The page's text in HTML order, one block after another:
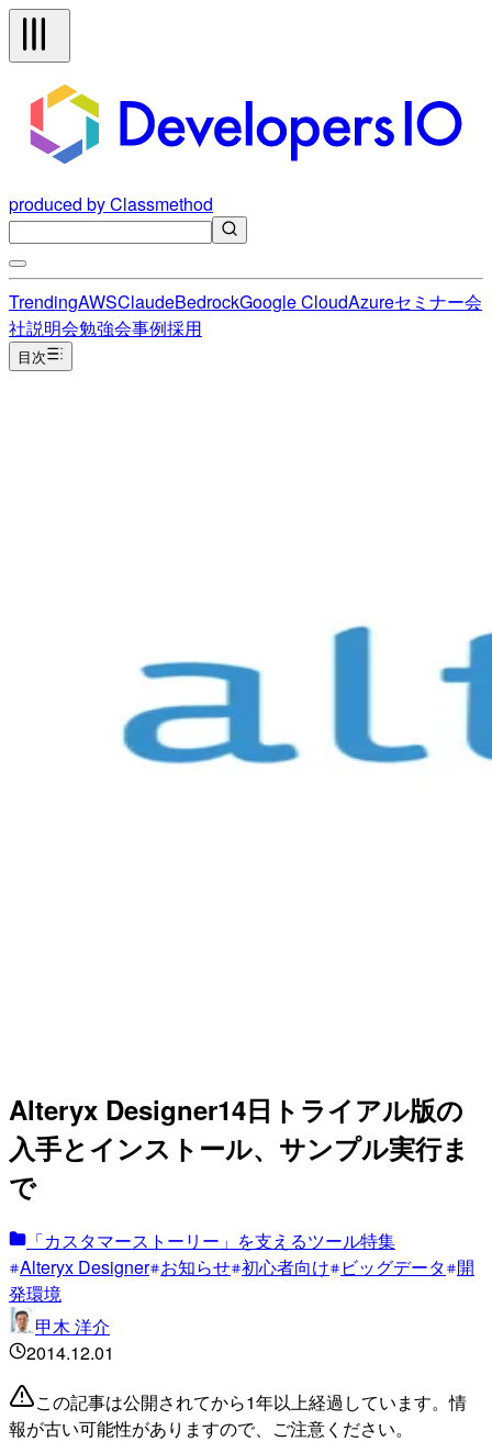
produced by Classmethod
TrendingAWSClaudeBedrockGoogle CloudAzureセミナー会
社説明会勉強会事例採用
目次
Alteryx Designer14日トライアル版の
入手とインストール、サンプル実行ま
で
「カスタマーストーリー」を支えるツール特集
Alteryx Designer お知らせ 初心者向け ビッグデータ 開
発環境
甲木 洋介
2014.12.01
この記事は公開されてから1年以上経過しています。情
報が古い可能性がありますので、ご注意ください。